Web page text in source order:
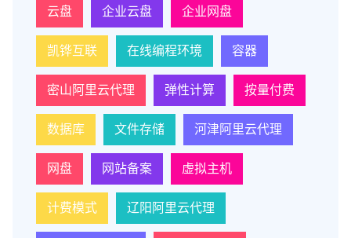
云盘 企业云盘 企业网盘
凯铧互联 在线编程环境 容器
密山阿里云代理 弹性计算 按量付费
数据库 文件存储 河津阿里云代理
网盘 网站备案 虚拟主机
计费模式 辽阳阿里云代理